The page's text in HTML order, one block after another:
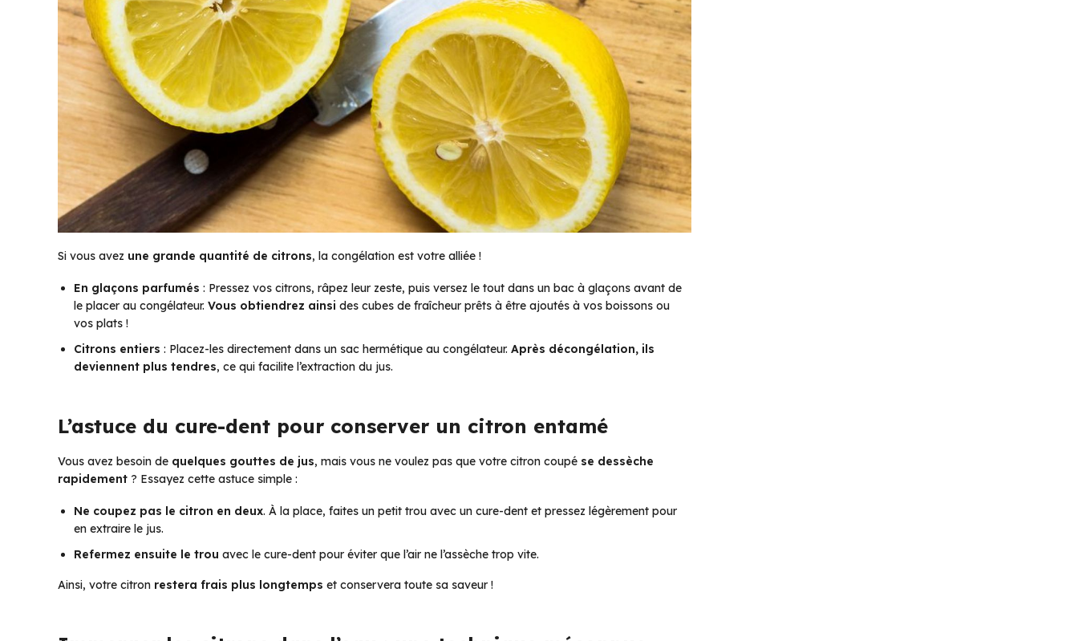
Si vous avez une grande quantité de citrons, la congélation est votre alliée !
En glaçons parfumés : Pressez vos citrons, râpez leur zeste, puis versez le tout dans un bac à glaçons avant de
le placer au congélateur. Vous obtiendrez ainsi des cubes de fraîcheur prêts à être ajoutés à vos boissons ou
vos plats !
Citrons entiers : Placez-les directement dans un sac hermétique au congélateur. Après décongélation, ils
deviennent plus tendres, ce qui facilite l’extraction du jus.
L’astuce du cure-dent pour conserver un citron entamé
Vous avez besoin de quelques gouttes de jus, mais vous ne voulez pas que votre citron coupé se dessèche
rapidement ? Essayez cette astuce simple :
Ne coupez pas le citron en deux. À la place, faites un petit trou avec un cure-dent et pressez légèrement pour
en extraire le jus.
Refermez ensuite le trou avec le cure-dent pour éviter que l’air ne l’assèche trop vite.
Ainsi, votre citron restera frais plus longtemps et conservera toute sa saveur !